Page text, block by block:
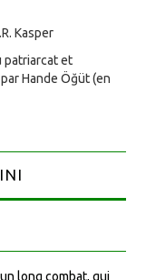
Kasper
patriarcat et
Hande Öğüt (en
long combat, qui